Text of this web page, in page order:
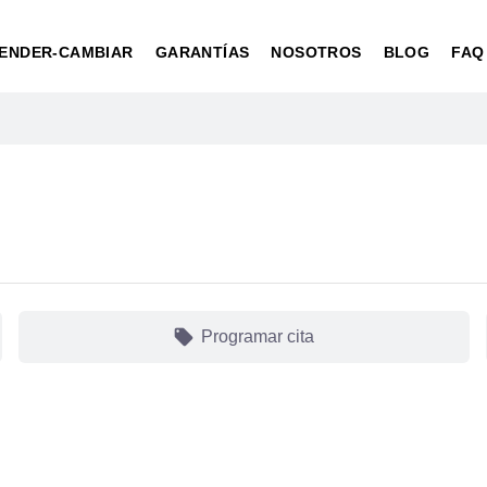
CAMBIAR GARANTÍAS NOSOTROS BLOG FAQ
local_offer Programar cita